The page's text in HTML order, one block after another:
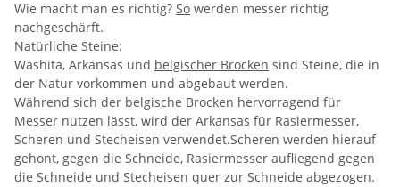
Wie macht man es richtig? So werden messer richtig
nachgeschärft.
Natürliche Steine:
Washita, Arkansas und belgischer Brocken sind Steine, die in
der Natur vorkommen und abgebaut werden.
Während sich der belgische Brocken hervorragend für
Messer nutzen lässt, wird der Arkansas für Rasiermesser,
Scheren und Stecheisen verwendet.Scheren werden hierauf
gehont, gegen die Schneide, Rasiermesser aufliegend gegen
die Schneide und Stecheisen quer zur Schneide abgezogen.